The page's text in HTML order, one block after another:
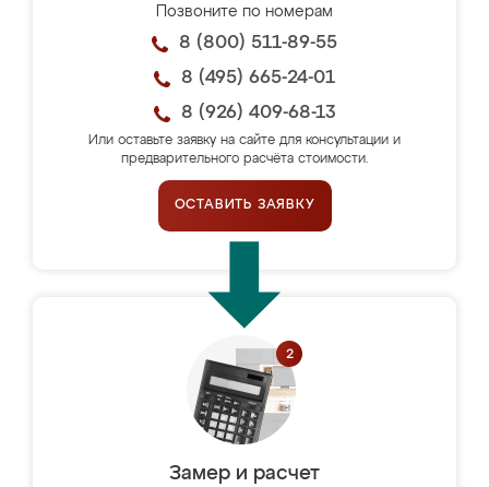
Позвоните по номерам
8 (800) 511-89-55
8 (495) 665-24-01
8 (926) 409-68-13
Или оставьте заявку на сайте для консультации и
предварительного расчёта стоимости.
ОСТАВИТЬ ЗАЯВКУ
Замер и расчет